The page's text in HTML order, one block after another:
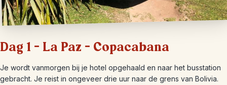
Dag 1 – La Paz – Copacabana
Je wordt vanmorgen bij je hotel opgehaald en naar het busstation
gebracht. Je reist in ongeveer drie uur naar de grens van Bolivia.